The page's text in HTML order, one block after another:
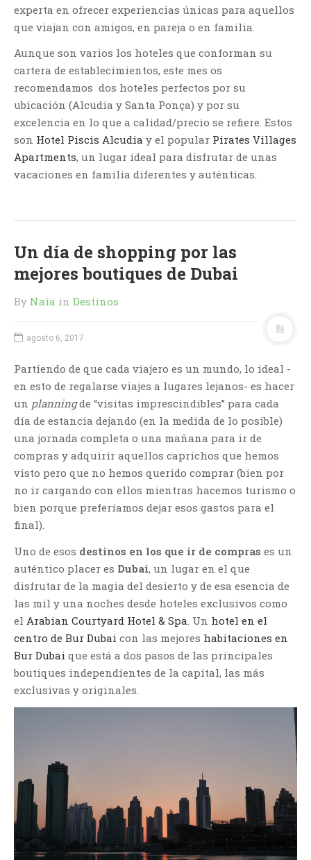
experta en ofrecer experiencias únicas para aquellos
que viajan con amigos, en pareja o en familia.
Aunque son varios los hoteles que conforman su
cartera de establecimientos, este mes os
recomendamos dos hoteles perfectos por su
ubicación (Alcudia y Santa Ponça) y por su
excelencia en lo que a calidad/precio se refiere. Estos
son Hotel Piscis Alcudia y el popular Pirates Villages
Apartments, un lugar ideal para disfrutar de unas
vacaciones en familia diferentes y auténticas.
Un día de shopping por las
mejores boutiques de Dubai
By Naia in Destinos
agosto 6, 2017
Partiendo de que cada viajero es un mundo, lo ideal -
en esto de regalarse viajes a lugares lejanos- es hacer
un planningde “visitas imprescindibles” para cada
día de estancia dejando (en la medida de lo posible)
una jornada completa o una mañana para ir de
compras y adquirir aquellos caprichos que hemos
visto pero que no hemos querido comprar (bien por
no ir cargando con ellos mientras hacemos turismo o
bien porque preferíamos dejar esos gastos para el
final).
Uno de esos destinos en los que ir de compras es un
auténtico placer es Dubai, un lugar en el que
disfrutar de la magia del desierto y de esa esencia de
las mil y una noches desde hoteles exclusivos como
el Arabian Courtyard Hotel & Spa . Un hotel en el
centro de Bur Dubai con las mejores habitaciones en
Bur Dubai que está a dos pasos de las principales
boutiques independientes de la capital, las más
exclusivas y originales.